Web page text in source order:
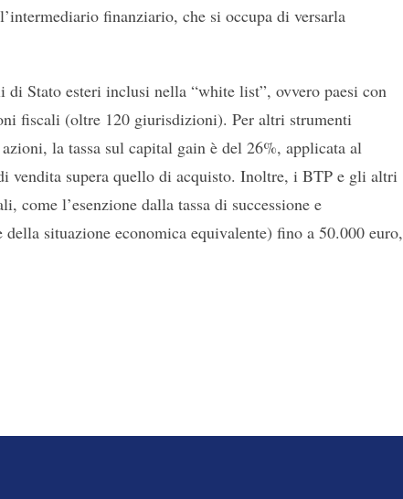
finanziario, che si occupa di versarla
Stato esteri inclusi nella “white list”, ovvero paesi con
fiscali (oltre 120 giurisdizioni). Per altri strumenti
la tassa sul capital gain è del 26%, applicata al
vendita supera quello di acquisto. Inoltre, i BTP e gli altri
l’esenzione dalla tassa di successione e
situazione economica equivalente) fino a 50.000 euro,